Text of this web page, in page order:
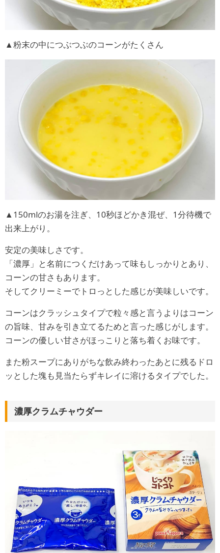
▲粉末の中につぶつぶのコーンがたくさん
▲150mlのお湯を注ぎ、10秒ほどかき混ぜ、1分待機で
出来上がり。
安定の美味しさです。
「濃厚」と名前につくだけあって味もしっかりとあり、
コーンの甘さもあります。
そしてクリーミーでトロっとした感じが美味しいです。
コーンはクラッシュタイプで粒々感と言うよりはコーン
の旨味、甘みを引き立てるためと言った感じがします。
コーンの優しい甘さがほっこりと落ち着くお味です。
また粉スープにありがちな飲み終わったあとに残るドロ
ッとした塊も見当たらずキレイに溶けるタイプでした。
濃厚クラムチャウダー